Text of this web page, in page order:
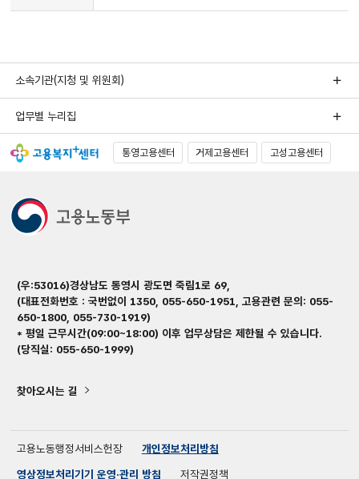
소속기관(지청 및 위원회)
업무별 누리집
통영고용센터 거제고용센터 고성고용센터
(우:53016)경상남도 통영시 광도면 죽림1로 69,
(대표전화번호 : 국번없이 1350, 055-650-1951, 고용관련 문의: 055-
650-1800, 055-730-1919)
* 평일 근무시간(09:00~18:00) 이후 업무상담은 제한될 수 있습니다.
(당직실: 055-650-1999)
찾아오시는 길
고용노동행정서비스헌장
개인정보처리방침
영상정보처리기기 운영·관리 방침
저작권정책